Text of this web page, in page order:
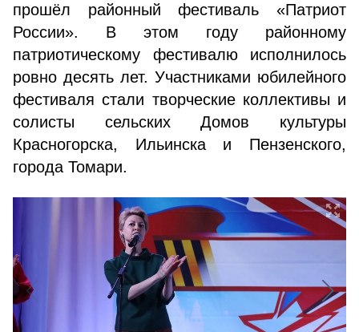
прошёл районный фестиваль «Патриот
России». В этом году районному
патриотическому фестивалю исполнилось
ровно десять лет. Участниками юбилейного
фестиваля стали творческие коллективы и
солисты сельских Домов культуры
Красногорска, Ильинска и Пензенского,
города Томари.